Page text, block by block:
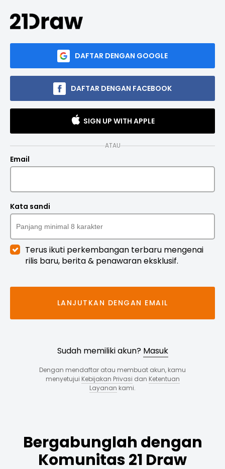
DAFTAR DENGAN GOOGLE
DAFTAR DENGAN FACEBOOK
SIGN UP WITH APPLE
ATAU
Email
Kata sandi
Terus ikuti perkembangan terbaru mengenai
rilis baru, berita & penawaran eksklusif.
LANJUTKAN DENGAN EMAIL
Sudah memiliki akun? Masuk
Dengan mendaftar atau membuat akun, kamu
menyetujui Kebijakan Privasi dan Ketentuan
Layanan kami.
Bergabunglah dengan
Komunitas 21 Draw